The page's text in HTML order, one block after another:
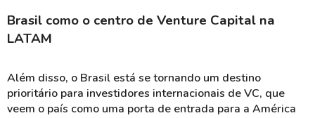
Brasil como o centro de Venture Capital na
LATAM
Além disso, o Brasil está se tornando um destino
prioritário para investidores internacionais de VC, que
veem o país como uma porta de entrada para a América